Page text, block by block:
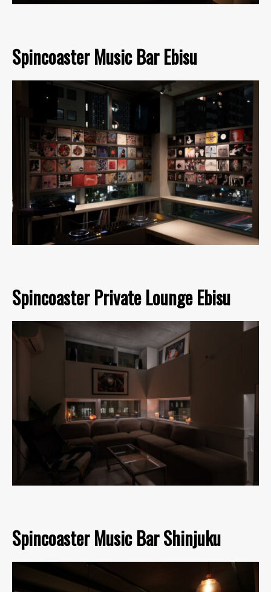
Spincoaster Music Bar Ebisu
Spincoaster Private Lounge Ebisu
Spincoaster Music Bar Shinjuku